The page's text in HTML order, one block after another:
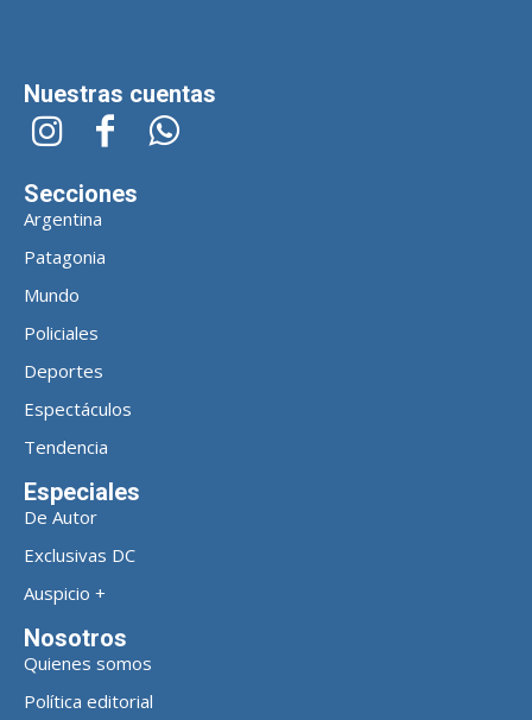
Nuestras cuentas
Secciones
Argentina
Patagonia
Mundo
Policiales
Deportes
Espectáculos
Tendencia
Especiales
De Autor
Exclusivas DC
Auspicio +
Nosotros
Quienes somos
Política editorial